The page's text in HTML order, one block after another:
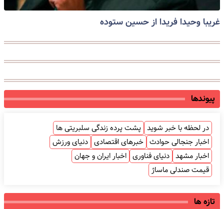
غریبا وحیدا فریدا از حسین ستوده
پیوندها
در لحظه با خبر شوید پشت پرده زندگی سلبریتی ها
اخبار جنجالی حوادث خبرهای اقتصادی دنیای ورزش
اخبار مشهد دنیای فناوری اخبار ایران و جهان
قیمت صندلی ماساژ
تازه ها